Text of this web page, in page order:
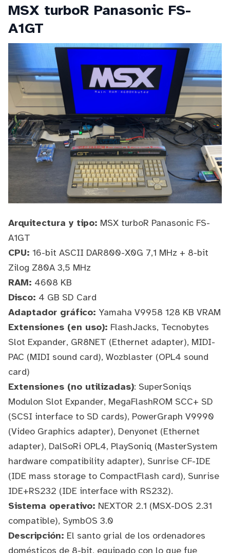
MSX turboR Panasonic FS-
A1GT
Arquitectura y tipo: MSX turboR Panasonic FS-
A1GT
CPU: 16-bit ASCII DAR800-X0G 7,1 MHz + 8-bit
Zilog Z80A 3,5 MHz
RAM: 4608 KB
Disco: 4 GB SD Card
Adaptador gráfico: Yamaha V9958 128 KB VRAM
Extensiones (en uso): FlashJacks, Tecnobytes
Slot Expander, GR8NET (Ethernet adapter), MIDI-
PAC (MIDI sound card), Wozblaster (OPL4 sound
card)
Extensiones (no utilizadas): SuperSoniqs
Modulon Slot Expander, MegaFlashROM SCC+ SD
(SCSI interface to SD cards), PowerGraph V9990
(Video Graphics adapter), Denyonet (Ethernet
adapter), DalSoRi OPL4, PlaySoniq (MasterSystem
hardware compatibility adapter), Sunrise CF-IDE
(IDE mass storage to CompactFlash card), Sunrise
IDE+RS232 (IDE interface with RS232).
Sistema operativo: NEXTOR 2.1 (MSX-DOS 2.31
compatible), SymbOS 3.0
Descripción: El santo grial de los ordenadores
domésticos de 8-bit, equipado con lo que fue